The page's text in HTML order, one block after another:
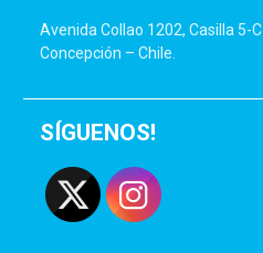
Avenida Collao 1202, Casilla 5-C
Concepción – Chile.
SÍGUENOS!